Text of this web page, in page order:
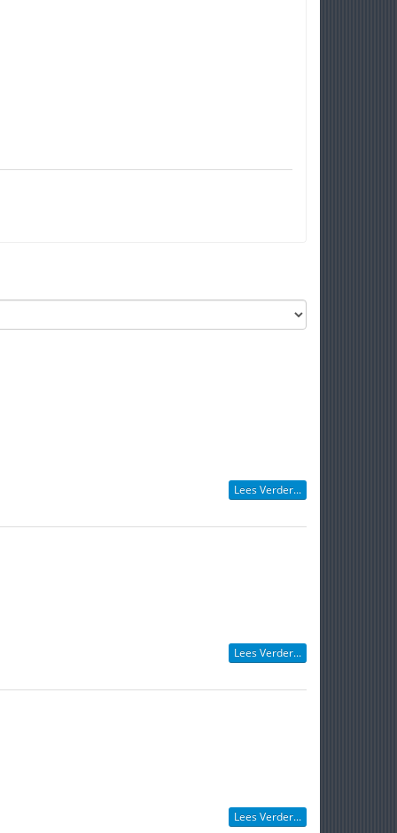
Lees Verder...
Lees Verder...
Lees Verder...